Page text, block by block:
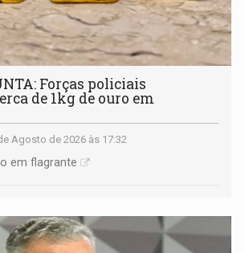
Forças policiais
de 1kg de ouro em
Agosto de 2026 às 17:32
em flagrante